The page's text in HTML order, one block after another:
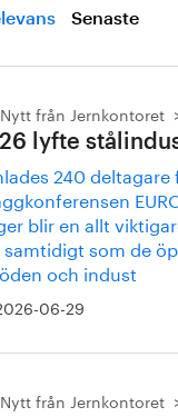
Senaste
Nytt från Jernkontoret
lyfte
240
blir en allt
som de
och indust
06-29
Nytt från Jernkontoret